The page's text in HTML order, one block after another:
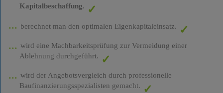
Kapitalbeschaffung.
berechnet man den optimalen Eigenkapitaleinsatz.
wird eine Machbarkeitsprüfung zur Vermeidung einer
Ablehnung durchgeführt.
wird der Angebotsvergleich durch professionelle
Baufinanzierungsspezialisten gemacht.